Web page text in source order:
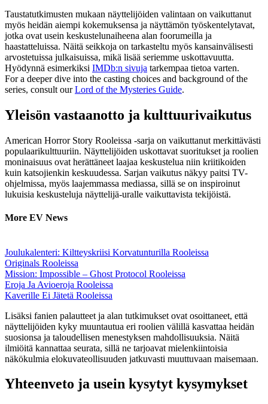
Taustatutkimusten mukaan näyttelijöiden valintaan on vaikuttanut
myös heidän aiempi kokemuksensa ja näyttämön työskentelytavat,
jotka ovat usein keskustelunaiheena alan foorumeilla ja
haastatteluissa. Näitä seikkoja on tarkasteltu myös kansainvälisesti
arvostetuissa julkaisuissa, mikä lisää seriemme uskottavuutta.
Hyödynnä esimerkiksi IMDb:n sivuja tarkempaa tietoa varten.
For a deeper dive into the casting choices and background of the
series, consult ourLord of the Mysteries Guide.
Yleisön vastaanotto ja kulttuurivaikutus
American Horror Story Rooleissa -sarja on vaikuttanut merkittävästi
populaarikulttuuriin. Näyttelijöiden uskottavat suoritukset ja roolien
moninaisuus ovat herättäneet laajaa keskustelua niin kriitikoiden
kuin katsojienkin keskuudessa. Sarjan vaikutus näkyy paitsi TV-
ohjelmissa, myös laajemmassa mediassa, sillä se on inspiroinut
lukuisia keskusteluja näyttelijä-uralle vaikuttavista tekijöistä.
More EV News
Joulukalenteri: Kiltteyskriisi Korvatunturilla Rooleissa
Originals Rooleissa
Mission: Impossible – Ghost Protocol Rooleissa
Eroja Ja Avioeroja Rooleissa
Kaverille Ei Jätetä Rooleissa
Lisäksi fanien palautteet ja alan tutkimukset ovat osoittaneet, että
näyttelijöiden kyky muuntautua eri roolien välillä kasvattaa heidän
suosionsa ja taloudellisen menestyksen mahdollisuuksia. Näitä
ilmiöitä kannattaa seurata, sillä ne tarjoavat mielenkiintoisia
näkökulmia elokuvateollisuuden jatkuvasti muuttuvaan maisemaan.
Yhteenveto ja usein kysytyt kysymykset